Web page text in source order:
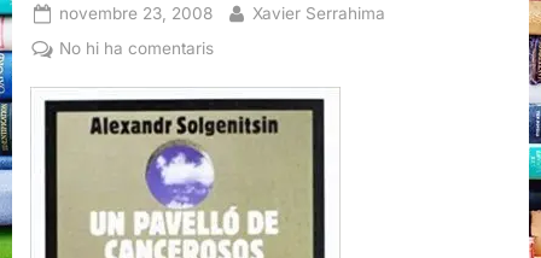
Posted
on
novembre 23, 2008 By
Xavier Serrahima
No hi ha comentarisa
de
cancerosos,
Soljenitsin